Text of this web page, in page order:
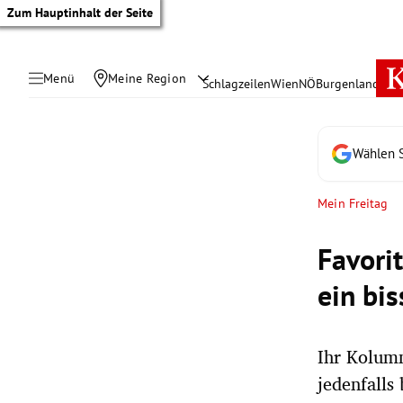
Zum Hauptinhalt der Seite
Menü Meine Region SchlagzeilenWienNÖBurgenland
Wählen
Mein Freitag
ein
Ihr
jedenfalls